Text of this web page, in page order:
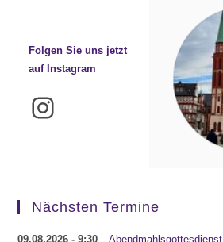
Folgen Sie uns jetzt
auf Instagram
Instagram
Nächsten Termine
09.08.2026 - 9:30 –Abendmahlsgottesdienst